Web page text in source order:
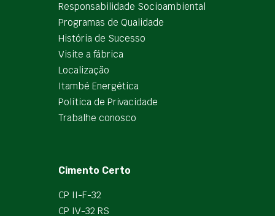
Responsabilidade Socioambiental
Programas de Qualidade
História de Sucesso
Visite a fábrica
Localização
Itambé Energética
Política de Privacidade
Trabalhe conosco
Cimento Certo
CP II-F-32
CP IV-32 RS